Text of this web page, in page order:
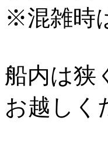
※混雑時
船内は狭
お越しく